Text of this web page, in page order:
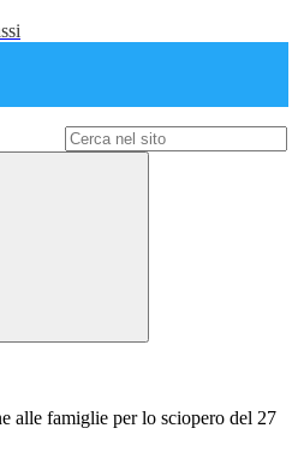
alle famiglie per lo sciopero del 27